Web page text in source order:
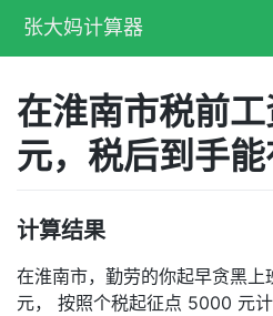
张大妈计算器
在淮南市税前
元，税后到手能
计算结果
在淮南市，勤劳的你起早贪黑上
元， 按照个税起征点 5000 元